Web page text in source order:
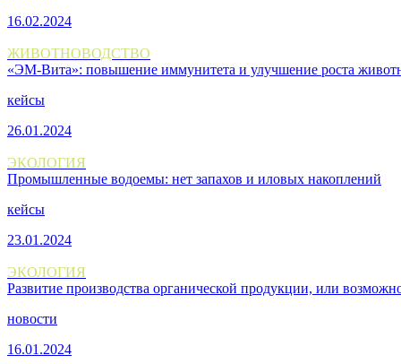
16.02.2024
ЖИВОТНОВОДСТВО
«ЭМ-Вита»: повышение иммунитета и улучшение роста
кейсы
26.01.2024
ЭКОЛОГИЯ
Промышленные водоемы: нет запахов и иловых накоплений
кейсы
23.01.2024
ЭКОЛОГИЯ
Развитие производства органической продукции, или
новости
16.01.2024